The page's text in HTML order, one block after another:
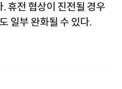
휴전 협상이 진전될 경우
일부 완화될 수 있다.